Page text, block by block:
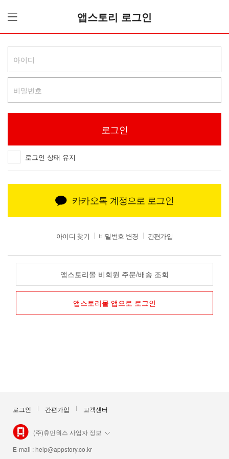
앱스토리 로그인
로그인 상태 유지
카카오톡 계정으로 로그인
아이디 찾기 비밀번호 변경 간편가입
앱스토리몰 비회원 주문/배송 조회
앱스토리몰 앱으로 로그인
로그인 간편가입 고객센터
(주)휴먼웍스 사업자 정보
E-mail :help@appstory.co.kr